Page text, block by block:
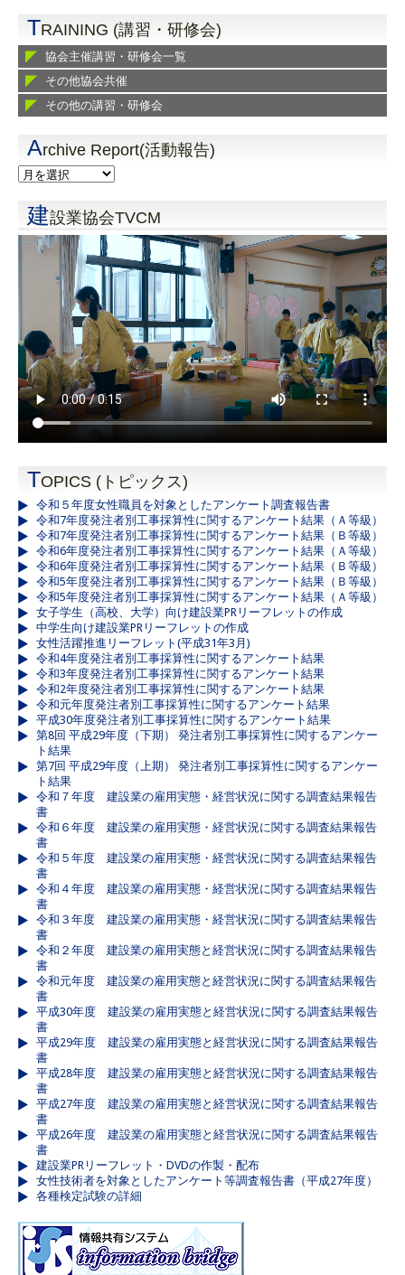
TRAINING (講習・研修会)
協会主催講習・研修会一覧
その他協会共催
その他の講習・研修会
Archive Report(活動報告)
建設業協会TVCM
TOPICS (トピックス)
令和５年度女性職員を対象としたアンケート調査報告書
令和7年度発注者別工事採算性に関するアンケート結果（Ａ等級）
令和7年度発注者別工事採算性に関するアンケート結果（Ｂ等級）
令和6年度発注者別工事採算性に関するアンケート結果（Ａ等級）
令和6年度発注者別工事採算性に関するアンケート結果（Ｂ等級）
令和5年度発注者別工事採算性に関するアンケート結果（Ｂ等級）
令和5年度発注者別工事採算性に関するアンケート結果（Ａ等級）
女子学生（高校、大学）向け建設業PRリーフレットの作成
中学生向け建設業PRリーフレットの作成
女性活躍推進リーフレット(平成31年3月)
令和4年度発注者別工事採算性に関するアンケート結果
令和3年度発注者別工事採算性に関するアンケート結果
令和2年度発注者別工事採算性に関するアンケート結果
令和元年度発注者別工事採算性に関するアンケート結果
平成30年度発注者別工事採算性に関するアンケート結果
第8回 平成29年度（下期） 発注者別工事採算性に関するアンケー
ト結果
第7回 平成29年度（上期） 発注者別工事採算性に関するアンケー
ト結果
令和７年度 建設業の雇用実態・経営状況に関する調査結果報告
書
令和６年度 建設業の雇用実態・経営状況に関する調査結果報告
書
令和５年度 建設業の雇用実態・経営状況に関する調査結果報告
書
令和４年度 建設業の雇用実態・経営状況に関する調査結果報告
書
令和３年度 建設業の雇用実態・経営状況に関する調査結果報告
書
令和２年度 建設業の雇用実態と経営状況に関する調査結果報告
書
令和元年度 建設業の雇用実態と経営状況に関する調査結果報告
書
平成30年度 建設業の雇用実態と経営状況に関する調査結果報告
書
平成29年度 建設業の雇用実態と経営状況に関する調査結果報告
書
平成28年度 建設業の雇用実態と経営状況に関する調査結果報告
書
平成27年度 建設業の雇用実態と経営状況に関する調査結果報告
書
平成26年度 建設業の雇用実態と経営状況に関する調査結果報告
書
建設業PRリーフレット・DVDの作製・配布
女性技術者を対象としたアンケート等調査報告書（平成27年度）
各種検定試験の詳細